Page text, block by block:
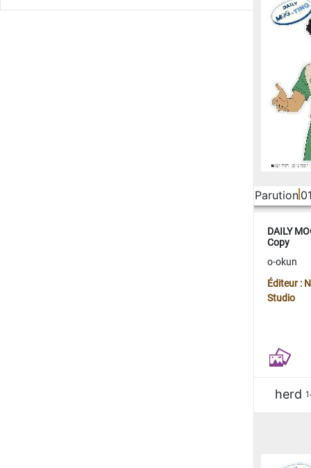
Parution
DAILY
Copy
o-okun
Éditeur :
Studio
herd